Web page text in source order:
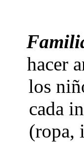
hacer
los
cada
(ropa,